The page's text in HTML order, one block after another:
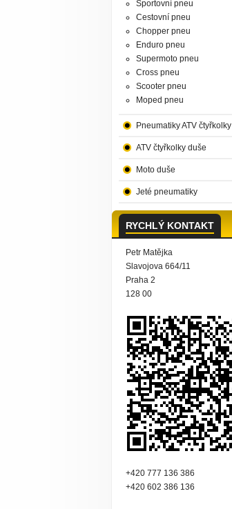
Sportovní pneu
Cestovní pneu
Chopper pneu
Enduro pneu
Supermoto pneu
Cross pneu
Scooter pneu
Moped pneu
Pneumatiky ATV čtyřkolky
ATV čtyřkolky duše
Moto duše
Jeté pneumatiky
RYCHLÝ KONTAKT
Petr Matějka
Slavojova 664/11
Praha 2
128 00
+420 777 136 386
+420 602 386 136